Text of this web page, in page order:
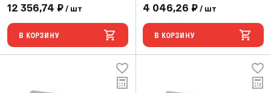
подключение
12 356,74 ₽ / шт
В КОРЗИНУ
подключение
4 046,26 ₽ / шт
В КОРЗИНУ